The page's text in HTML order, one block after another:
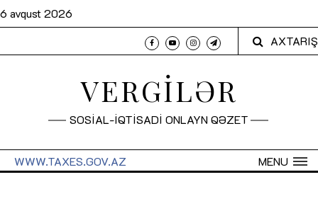
6 avqust 2026
AXTARIŞ
VERGİLƏR
SOSİAL-İQTİSADİ ONLAYN QƏZET
MENU
WWW.TAXES.GOV.AZ